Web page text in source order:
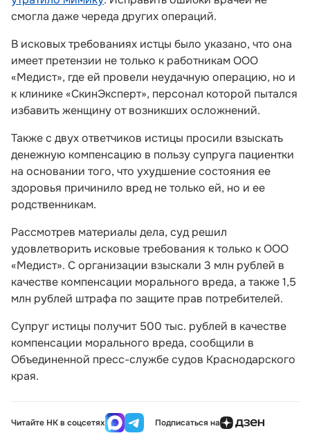
смогла даже череда других операций.
В исковых требованиях истцы было указано, что она
имеет претензии не только к работникам ООО
«Медист», где ей провели неудачную операцию, но и
к клинике «СкинЭксперт», персонал которой пытался
избавить женщину от возникших осложнений.
Также с двух ответчиков истицы просили взыскать
денежную компенсацию в пользу супруга пациентки
на основании того, что ухудшение состояния ее
здоровья причинило вред не только ей, но и ее
родственникам.
Рассмотрев материалы дела, суд решил
удовлетворить исковые требования к только к ООО
«Медист». С организации взыскали 3 млн рублей в
качестве компенсации морального вреда, а также 1,5
млн рублей штрафа по защите прав потребителей.
Супруг истицы получит 500 тыс. рублей в качестве
компенсации морального вреда, сообщили в
Объединенной пресс-службе судов Краснодарского
края.
Читайте НК в соцсетях Подписаться на